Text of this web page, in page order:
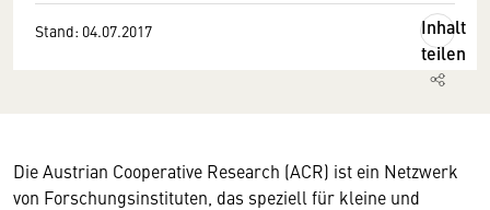
Stand: 04.07.2017
Inhalt
teilen
Die Austrian Cooperative Research (ACR) ist ein Netzwerk
von Forschungsinstituten, das speziell für kleine und